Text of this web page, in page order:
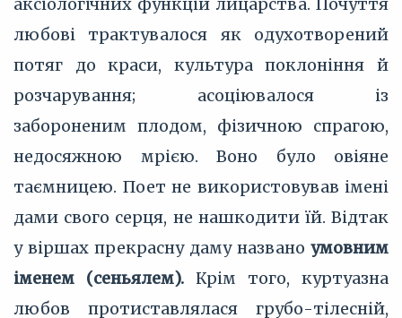
любові трактувалося як одухотворений
потяг до краси, культура поклоніння й
розчарування; асоціювалося із
забороненим плодом, фізичною спрагою,
недосяжною мрією. Воно було овіяне
таємницею. Поет не використовував імені
дами свого серця, не нашкодити їй. Відтак
у віршах прекрасну даму названо умовним
іменем (сеньялем). Крім того, куртуазна
любов протиставлялася грубо-тілесній,